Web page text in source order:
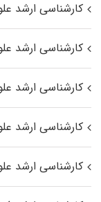
کارشناسی ارشد
کارشناسی ارشد
کارشناسی ارشد
کارشناسی ارشد
کارشناسی ارشد